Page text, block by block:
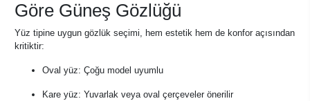
Göre Güneş Gözlüğü
Yüz tipine uygun gözlük seçimi, hem estetik hem de konfor açısından
kritiktir:
Oval yüz: Çoğu model uyumlu
Kare yüz: Yuvarlak veya oval çerçeveler önerilir